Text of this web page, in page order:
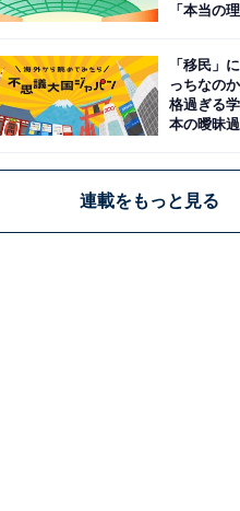
「本当の理
「移民」
っちなの
格過ぎる
本の曖昧
連載をもっと見る